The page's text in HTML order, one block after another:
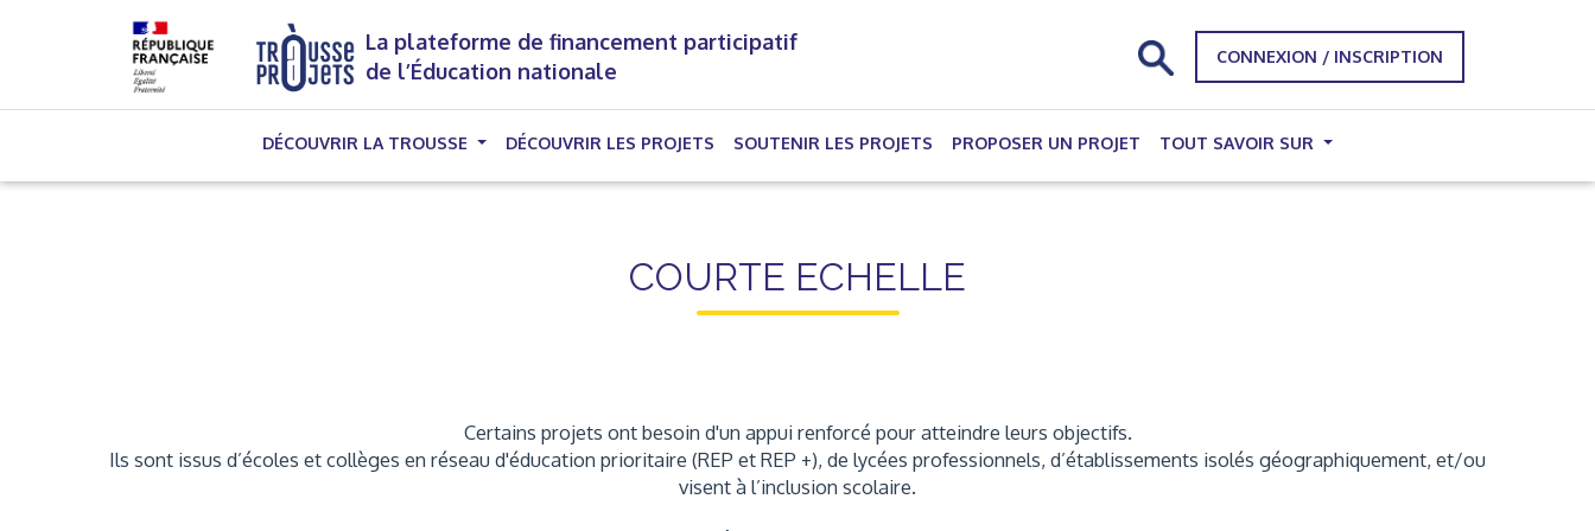
La plateforme de financement participatif
de l’Éducation nationale
CONNEXION / INSCRIPTION
DÉCOUVRIR LA TROUSSE DÉCOUVRIR LES PROJETS (CURRENT)
SOUTENIR LES PROJETS PROPOSER UN PROJET TOUT SAVOIR SUR
COURTE ECHELLE
Certains projets ont besoin d'un appui renforcé pour atteindre leurs objectifs.
Ils sont issus d’écoles et collèges en réseau d'éducation prioritaire (REP et REP +), de lycées professionnels, d’établissements isolés géographiquement, et/ou
visent à l’inclusion scolaire.